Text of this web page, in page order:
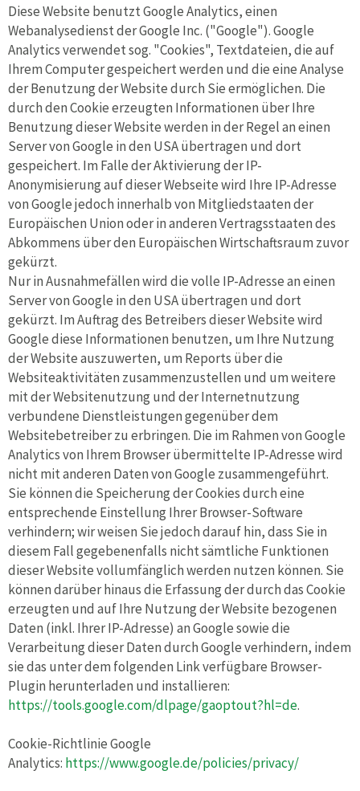
Diese Website benutzt Google Analytics, einen
Webanalysedienst der Google Inc. ("Google"). Google
Analytics verwendet sog. "Cookies", Textdateien, die auf
Ihrem Computer gespeichert werden und die eine Analyse
der Benutzung der Website durch Sie ermöglichen. Die
durch den Cookie erzeugten Informationen über Ihre
Benutzung dieser Website werden in der Regel an einen
Server von Google in den USA übertragen und dort
gespeichert. Im Falle der Aktivierung der IP-
Anonymisierung auf dieser Webseite wird Ihre IP-Adresse
von Google jedoch innerhalb von Mitgliedstaaten der
Europäischen Union oder in anderen Vertragsstaaten des
Abkommens über den Europäischen Wirtschaftsraum zuvor
gekürzt.
Nur in Ausnahmefällen wird die volle IP-Adresse an einen
Server von Google in den USA übertragen und dort
gekürzt. Im Auftrag des Betreibers dieser Website wird
Google diese Informationen benutzen, um Ihre Nutzung
der Website auszuwerten, um Reports über die
Websiteaktivitäten zusammenzustellen und um weitere
mit der Websitenutzung und der Internetnutzung
verbundene Dienstleistungen gegenüber dem
Websitebetreiber zu erbringen. Die im Rahmen von Google
Analytics von Ihrem Browser übermittelte IP-Adresse wird
nicht mit anderen Daten von Google zusammengeführt.
Sie können die Speicherung der Cookies durch eine
entsprechende Einstellung Ihrer Browser-Software
verhindern; wir weisen Sie jedoch darauf hin, dass Sie in
diesem Fall gegebenenfalls nicht sämtliche Funktionen
dieser Website vollumfänglich werden nutzen können. Sie
können darüber hinaus die Erfassung der durch das Cookie
erzeugten und auf Ihre Nutzung der Website bezogenen
Daten (inkl. Ihrer IP-Adresse) an Google sowie die
Verarbeitung dieser Daten durch Google verhindern, indem
sie das unter dem folgenden Link verfügbare Browser-
Plugin herunterladen und installieren:
https://tools.google.com/dlpage/gaoptout?hl=de.
Cookie-Richtlinie Google
Analytics: https://www.google.de/policies/privacy/